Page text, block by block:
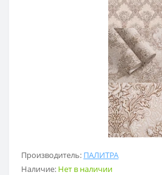
Производитель: ПАЛИТРА
Наличие: Нет в наличии